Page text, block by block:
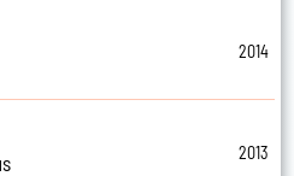
2014
2013